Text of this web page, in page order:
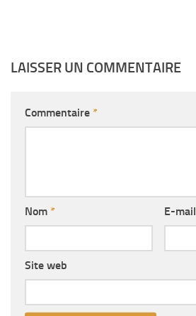
LAISSER UN COMMENTAIRE
Commentaire *
Nom * E-mail
Site web